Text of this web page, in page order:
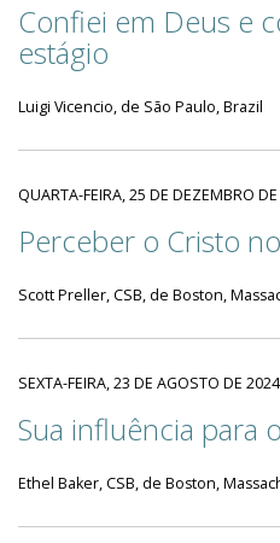
Confiei em Deus e
estágio
Luigi Vicencio, de São Paulo, Brazil
QUARTA-FEIRA, 25 DE DEZEMBRO
Perceber o Cristo
Scott Preller, CSB, de Boston,
SEXTA-FEIRA, 23 DE AGOSTO DE 2024
Sua influência para
Ethel Baker, CSB, de Boston,